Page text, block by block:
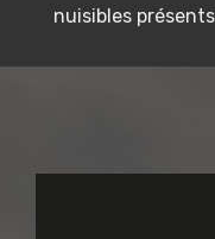
nuisibles